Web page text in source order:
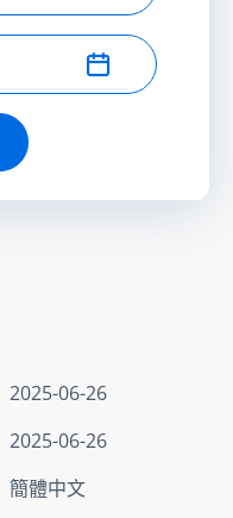
2025-06-26
2025-06-26
簡體中文